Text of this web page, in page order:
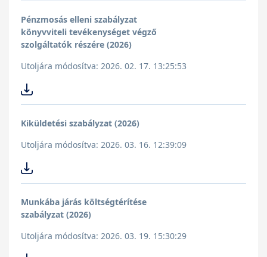
Pénzmosás elleni szabályzat
könyvviteli tevékenységet végző
szolgáltatók részére (2026)
Utoljára módosítva: 2026. 02. 17. 13:25:53
Kiküldetési szabályzat (2026)
Utoljára módosítva: 2026. 03. 16. 12:39:09
Munkába járás költségtérítése
szabályzat (2026)
Utoljára módosítva: 2026. 03. 19. 15:30:29